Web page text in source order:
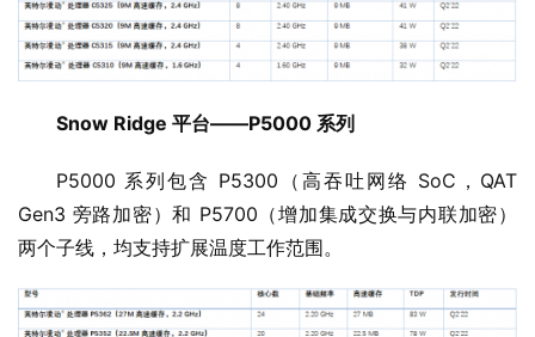
Snow Ridge 平台——P5000 系列
P5000 系列包含 P5300（高吞吐网络 SoC，QAT
Gen3 旁路加密）和 P5700（增加集成交换与内联加密）
两个子线，均支持扩展温度工作范围。